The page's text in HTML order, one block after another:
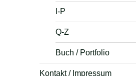
I-P
Q-Z
Buch / Portfolio
Kontakt / Impressum